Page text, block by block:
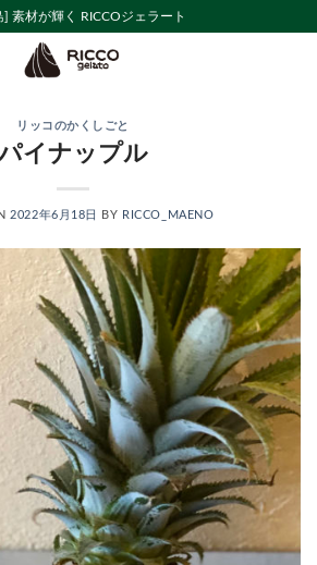
] 素材が輝く RICCOジェラート
リッコのかくしごと
イナップル
2022年6月18日 BY RICCO_MAENO